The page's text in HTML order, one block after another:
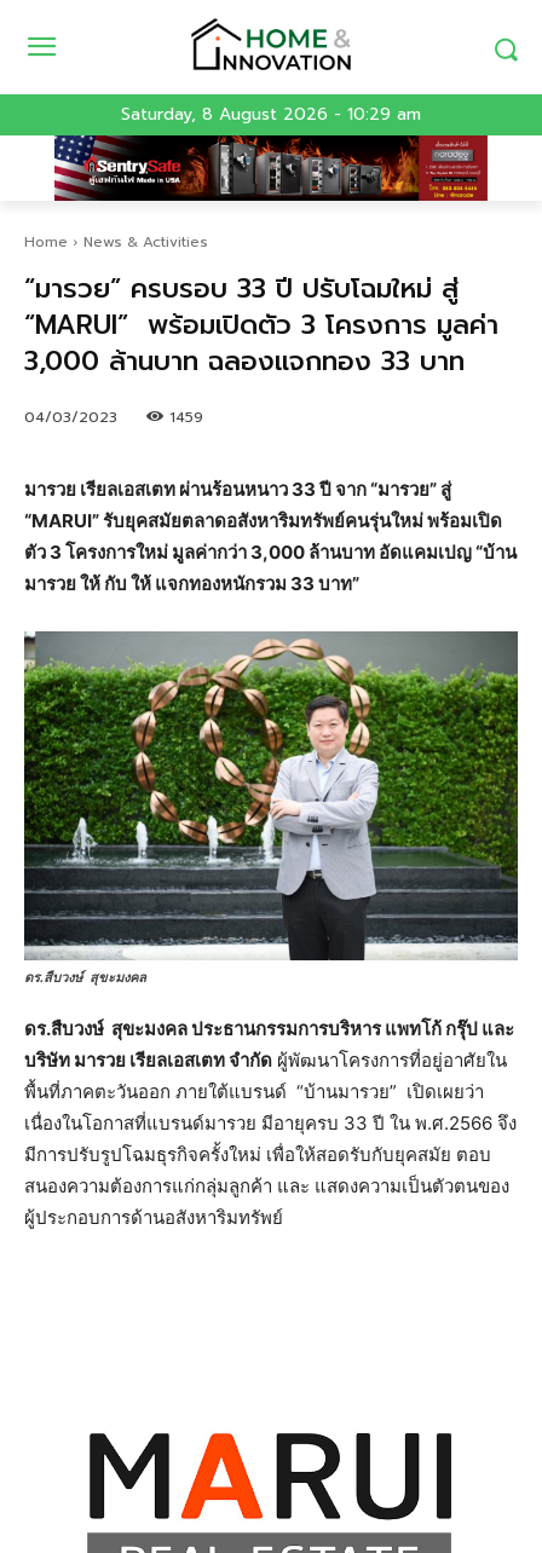
Saturday, 8 August 2026 - 10:29 am
Home News & Activities
“มารวย” ครบรอบ 33 ปี ปรับโฉมใหม่ สู่
“MARUI” พร้อมเปิดตัว 3 โครงการ มูลค่า
3,000 ล้านบาท ฉลองแจกทอง 33 บาท
04/03/2023 1459
มารวย เรียลเอสเตท ผ่านร้อนหนาว 33 ปี จาก “มารวย” สู่
“MARUI” รับยุคสมัยตลาดอสังหาริมทรัพย์คนรุ่นใหม่ พร้อมเปิด
ตัว 3 โครงการใหม่ มูลค่ากว่า 3,000 ล้านบาท อัดแคมเปญ “บ้าน
มารวย ให้ กับ ให้ แจกทองหนักรวม 33 บาท”
ดร.สืบวงษ์ สุขะมงคล
ดร.สืบวงษ์ สุขะมงคล ประธานกรรมการบริหาร แพทโก้ กรุ๊ป และ
บริษัท มารวย เรียลเอสเตท จำกัด ผู้พัฒนาโครงการที่อยู่อาศัยใน
พื้นที่ภาคตะวันออก ภายใต้แบรนด์ “บ้านมารวย” เปิดเผยว่า
เนื่องในโอกาสที่แบรนด์มารวย มีอายุครบ 33 ปี ใน พ.ศ.2566 จึง
มีการปรับรูปโฉมธุรกิจครั้งใหม่ เพื่อให้สอดรับกับยุคสมัย ตอบ
สนองความต้องการแก่กลุ่มลูกค้า และ แสดงความเป็นตัวตนของ
ผู้ประกอบการด้านอสังหาริมทรัพย์